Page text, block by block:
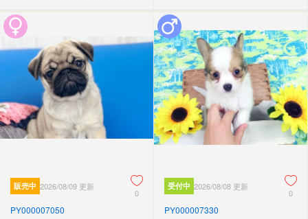
販売中 2026/08/09 更新
0
PY000007050
受付中 2026/08/08 更新
0
PY000007330